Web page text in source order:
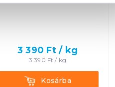
3 390 Ft / kg
3 390 Ft / kg
KosárbaKosárba